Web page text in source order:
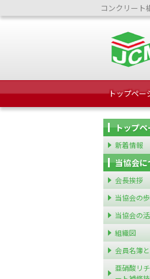
コンクリート
トップペー
トップペ
新着情報
当協会
会長挨拶
当協会の
当協会の
組織図
会員名簿
亜硝酸リ